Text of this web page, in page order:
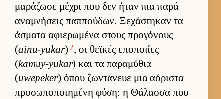
μαράζωσε μέχρι που δεν ήταν πια παρά
αναμνήσεις παπ­πού­δων. Ξεχάστηκαν τα
άσματα αφιε­ρωμένα στους προγόνους
(ainu-yukar) 2 , οι θεϊκές εποποι­ίες
(kamuy-yukar) και τα παραμύθια
(uwepeker) όπου ζωντάνευε μια αόριστα
προσωποποι­ημένη φύση: η Θάλασσα που